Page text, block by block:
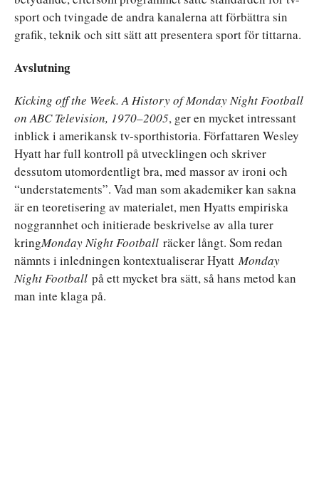
sport och tvingade de andra kanalerna att förbättra sin
grafik, teknik och sitt sätt att presentera sport för tittarna.
Avslutning
Kicking off the Week. A History of Monday Night Football
on ABC Television, 1970–2005, ger en mycket intressant
inblick i amerikansk tv-sporthistoria. Författaren Wesley
Hyatt har full kontroll på utvecklingen och skriver
dessutom utomordentligt bra, med massor av ironi och
“understatements”. Vad man som akademiker kan sakna
är en teoretisering av materialet, men Hyatts empiriska
noggrannhet och initierade beskrivelse av alla turer
kringMonday Night Football räcker långt. Som redan
nämnts i inledningen kontextualiserar HyattMonday
Night Football på ett mycket bra sätt, så hans metod kan
man inte klaga på.